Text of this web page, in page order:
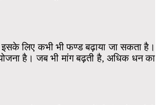
इसके लिए कभी भी फण्ड बढ़ाया जा सकता है।
है। जब भी मांग बढ़ती है, अधिक धन का